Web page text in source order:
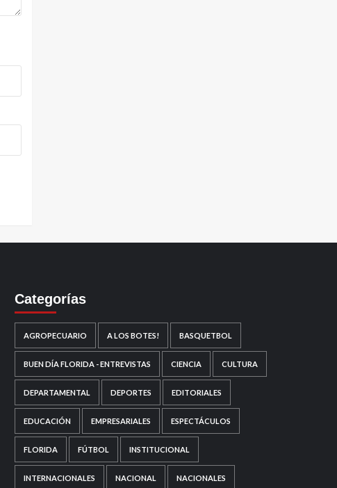
Categorías
AGROPECUARIO A LOS BOTES! BASQUETBOL
BUEN DÍA FLORIDA - ENTREVISTAS CIENCIA CULTURA
DEPARTAMENTAL DEPORTES EDITORIALES
EDUCACIÓN EMPRESARIALES ESPECTÁCULOS
FLORIDA FÚTBOL INSTITUCIONAL
INTERNACIONALES NACIONAL NACIONALES